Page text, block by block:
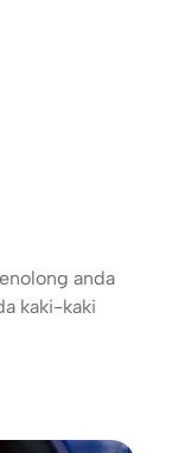
anda
kaki-kaki